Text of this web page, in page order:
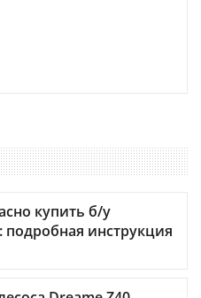
купить б/у
подробная инструкция